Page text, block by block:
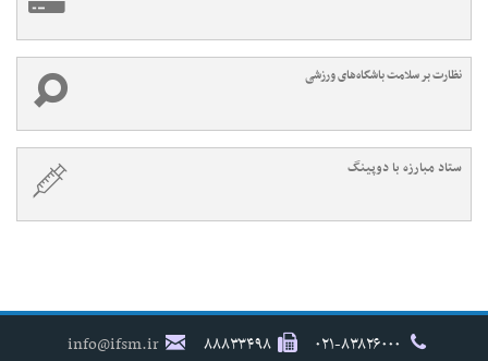
نظارت بر سلامت باشگاه‌های ورزشی
ستاد مبارزه با دوپینگ
۸۸۸۳۳۴۹۸
info@ifsm.ir